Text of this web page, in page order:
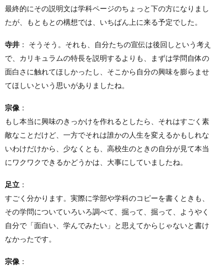
最終的にその説明文は学科ページのちょっと下の方になりまし
たが、もともとの構想では、いちばん上に来る予定でした。
寺井 ： そうそう。それも、自分たちの宣伝は後回しという考え
で、カリキュラムの特長を説明するよりも、まずは学問自体の
面白さに触れてほしかったし、そこから自分の興味を膨らませ
てほしいという思いがありましたね。
宗像 ：
もし本当に興味のきっかけを作れるとしたら、それはすごく素
敵なことだけど、一方でそれは誰かの人生を変えるかもしれな
いわけだけから、少なくとも、高校生のときの自分が見て本当
にワクワクできるかどうかは、大事にしていましたね。
足立 ：
すごく分かります。実際に学部や学科のコピーを書くときも、
その学問についていろいろ調べて、掘って、掘って、ようやく
自分で「面白い、学んでみたい」と思えてからじゃないと書け
なかったです。
宗像 ：